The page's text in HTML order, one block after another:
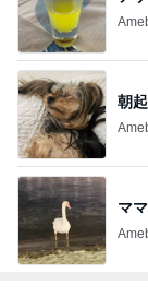
朝
マ